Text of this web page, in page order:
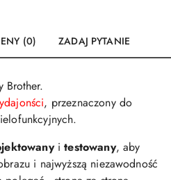
(0) ZADAJ PYTANIE
Brother.
, przeznaczony do
itestowany, aby
i najwyższą niezawodność